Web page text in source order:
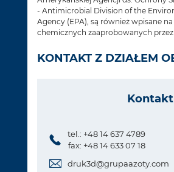
- Antimicrobial Division of the
Agency (EPA), są również wpisane
chemicznych zaaprobowanych przez
KONTAKT Z DZIAŁEM
Kontakt
tel.: +48 14 637 4789
fax: +48 14 633 07 18
druk3d@grupaazoty.com